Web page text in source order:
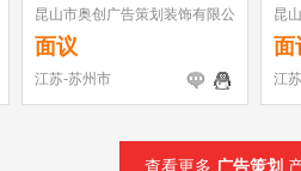
昆山市奥创广告策划装饰有限公
司
面议
江苏-苏州市
昆
司
面
江
查看更多 广告策划